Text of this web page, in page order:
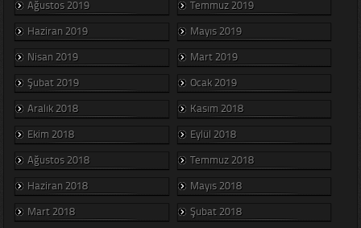
Ağustos 2019
Temmuz 2019
Haziran 2019
Mayıs 2019
Nisan 2019
Mart 2019
Şubat 2019
Ocak 2019
Aralık 2018
Kasım 2018
Ekim 2018
Eylül 2018
Ağustos 2018
Temmuz 2018
Haziran 2018
Mayıs 2018
Mart 2018
Şubat 2018